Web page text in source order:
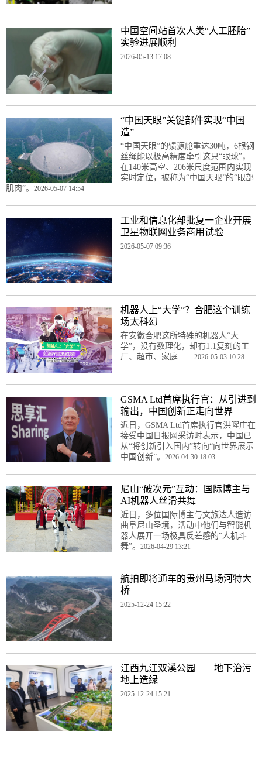
中国空间站首次人类“人工胚胎”
实验进展顺利
2026-05-13 17:08
“中国天眼”关键部件实现“中国
造”
“中国天眼”的馈源舱重达30吨，6根钢
丝绳能以极高精度牵引这只“眼球”，
在140米高空、206米尺度范围内实现
实时定位，被称为“中国天眼”的“眼部
肌肉”。 2026-05-07 14:54
工业和信息化部批复一企业开展
卫星物联网业务商用试验
2026-05-07 09:36
机器人上“大学”？合肥这个训练
场太科幻
在安徽合肥这所特殊的机器人“大
学”，没有数理化，却有1:1复刻的工
厂、超市、家庭…… 2026-05-03 10:28
GSMA Ltd首席执行官：从引进到
输出，中国创新正走向世界
近日，GSMA Ltd首席执行官洪曜庄在
接受中国日报网采访时表示，中国已
从“将创新引入国内”转向“向世界展示
中国创新”。 2026-04-30 18:03
尼山“破次元”互动：国际博主与
AI机器人丝滑共舞
近日，多位国际博主与文旅达人造访
曲阜尼山圣境，活动中他们与智能机
器人展开一场极具反差感的“人机斗
舞”。 2026-04-29 13:21
航拍即将通车的贵州马场河特大
桥
2025-12-24 15:22
江西九江双溪公园——地下治污
地上造绿
2025-12-24 15:21